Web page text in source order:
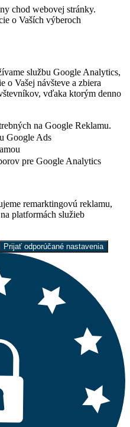
chod webovej stránky.
o Vaších výberoch
službu Google Analytics,
o Vašej návšteve a zbiera
vďaka ktorým denno
na Google Reklamu.
Google Ads
pre Google Analytics
remarktingovú reklamu,
platformách služieb
Prijať odporúčané nastavenia